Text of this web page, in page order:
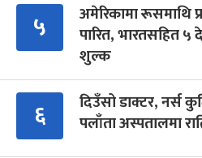
५
अमेरिकामा रूसमाथि
पारित, भारतसहित ५
शुल्क
६
दिउँसो डाक्टर, नर्स
पलाँता अस्पतालमा